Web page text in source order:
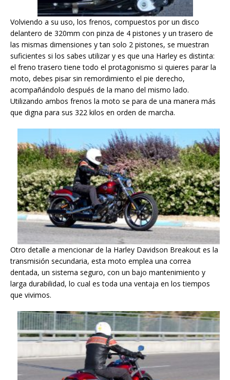
Volviendo a su uso, los frenos, compuestos por un disco
delantero de 320mm con pinza de 4 pistones y un trasero de
las mismas dimensiones y tan solo 2 pistones, se muestran
suficientes si los sabes utilizar y es que una Harley es distinta:
el freno trasero tiene todo el protagonismo si quieres parar la
moto, debes pisar sin remordimiento el pie derecho,
acompañándolo después de la mano del mismo lado.
Utilizando ambos frenos la moto se para de una manera más
que digna para sus 322 kilos en orden de marcha.
Otro detalle a mencionar de la Harley Davidson Breakout es la
transmisión secundaria, esta moto emplea una correa
dentada, un sistema seguro, con un bajo mantenimiento y
larga durabilidad, lo cual es toda una ventaja en los tiempos
que vivimos.